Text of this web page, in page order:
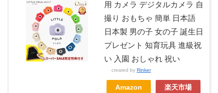
用 カメラ デジタルカメラ 自
撮り おもちゃ 簡単 日本語
日本製 男の子 女の子 誕生日
プレゼント 知育玩具 進級祝
い 入園 おしゃれ 祝い
created by Rinker
Amazon 楽天市場